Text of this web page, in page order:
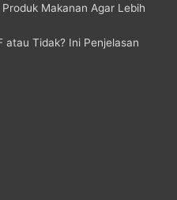
Makanan Agar Lebih
atau Tidak? Ini Penjelasan